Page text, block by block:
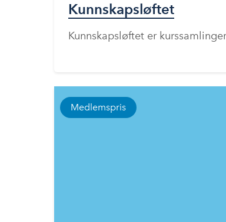
Kunnskapsløftet
Kunnskapsløftet er
Medlemspris